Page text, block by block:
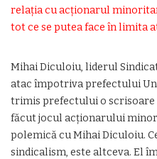
relația cu acționarul
tot ce se putea face în limita
Mihai Diculoiu, liderul
atac împotriva prefectului
trimis prefectului o scrisoare
făcut jocul acționarului
polemică cu Mihai Diculoiu.
sindicalism, este altceva. El